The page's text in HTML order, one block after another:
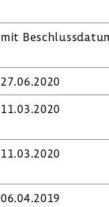
mit
27.06.2020
11.03.2020
11.03.2020
06.04.2019